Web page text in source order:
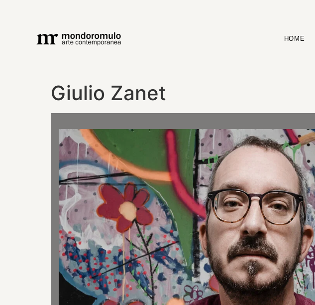
HOME
Giulio Zanet